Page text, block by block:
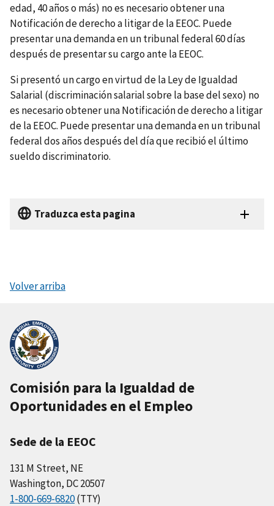
edad, 40 años o más) no es necesario obtener una
Notificación de derecho a litigar de la EEOC. Puede
presentar una demanda en un tribunal federal 60 días
después de presentar su cargo ante la EEOC.
Si presentó un cargo en virtud de la Ley de Igualdad
Salarial (discriminación salarial sobre la base del sexo) no
es necesario obtener una Notificación de derecho a litigar
de la EEOC. Puede presentar una demanda en un tribunal
federal dos años después del día que recibió el último
sueldo discriminatorio.
Traduzca esta pagina
Volver arriba
Comisión para la Igualdad de
Oportunidades en el Empleo
Sede de la EEOC
131 M Street, NE
Washington, DC 20507
1-800-669-6820(TTY)